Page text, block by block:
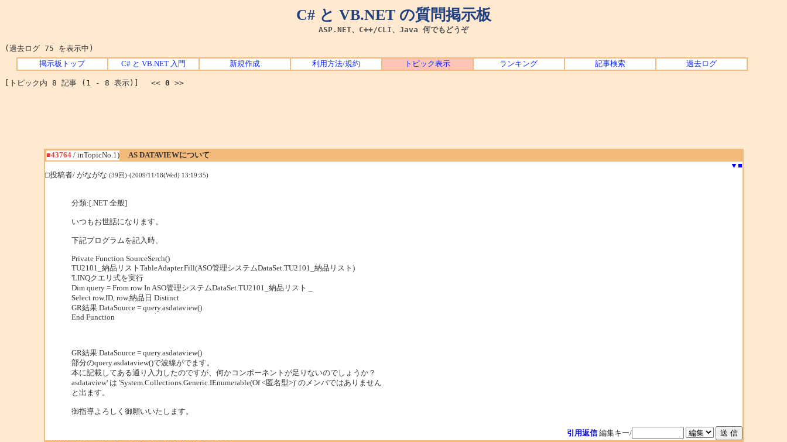
C# と VB.NET の質問掲示板
ASP.NET、C++/CLI、Java 何でもどうぞ
(過去ログ 75 を表示中)
掲示板トップ C# と VB.NET 入門 新規作成 利用方法/規約 トピック表示 ランキング 記事検索 過去ログ
[トピック内 8 記事 (1 - 8 表示)] << 0 >>
■43764/ inTopicNo.1)
AS DATAVIEWについて
▼ ■
□投稿者/ がながな (39回)-(2009/11/18(Wed) 13:19:35)
分類:[.NET 全般]
いつもお世話になります。
下記プログラムを記入時、
Private Function SourceSerch()
TU2101_納品リストTableAdapter.Fill(ASO管理システムDataSet.TU2101_納品リスト)
'LINQクエリ式を実行
Dim query = From row In ASO管理システムDataSet.TU2101_納品リスト _
Select row.ID, row.納品日 Distinct
GR結果.DataSource = query.asdataview()
End Function
GR結果.DataSource = query.asdataview()
部分のquery.asdataview()で波線がでます。
本に記載してある通り入力したのですが、何かコンポーネントが足りないのでしょうか？
asdataview' は 'System.Collections.Generic.IEnumerable(Of <匿名型>)' のメンバではありません
と出ます。
御指導よろしく御願いいたします。
引用返信 編集キー/